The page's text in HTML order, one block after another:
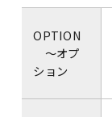
OPTION
～オプ
ション